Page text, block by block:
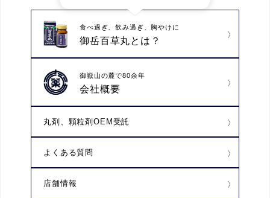
食べ過ぎ、飲み過ぎ、胸やけに
御岳百草丸とは？
御嶽山の麓で80余年
会社概要
丸剤、顆粒剤OEM受託
よくある質問
店舗情報